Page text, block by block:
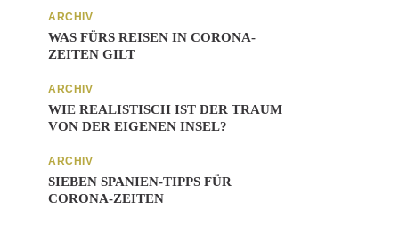
ARCHIV
WAS FÜRS REISEN IN CORONA-
ZEITEN GILT
ARCHIV
WIE REALISTISCH IST DER TRAUM
VON DER EIGENEN INSEL?
ARCHIV
SIEBEN SPANIEN-TIPPS FÜR
CORONA-ZEITEN